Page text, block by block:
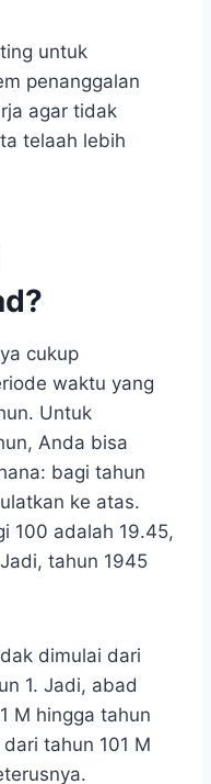
untuk
penanggalan
agar tidak
telaah lebih
cukup
waktu yang
Untuk
Anda bisa
bagi tahun
ke atas.
100 adalah 19.45,
tahun 1945
dimulai dari
1. Jadi, abad
M hingga tahun
tahun 101 M